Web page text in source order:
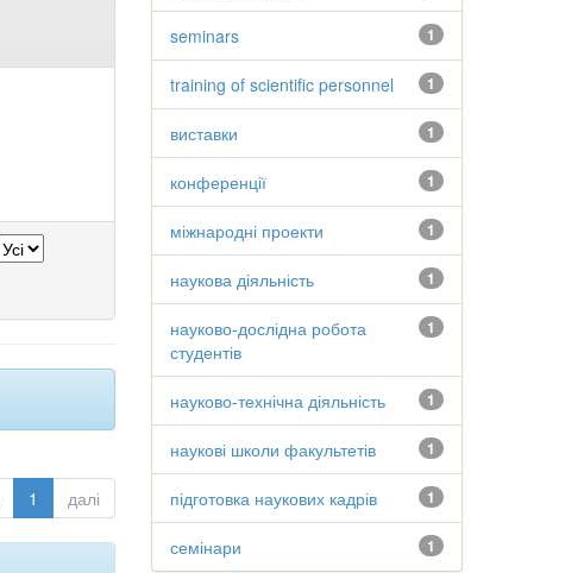
1 далі
1
seminars
1
training of scientific personnel
1
виставки
1
конференції
1
міжнародні проекти
1
наукова діяльність
1
науково-дослідна робота
студентів
1
науково-технічна діяльність
1
наукові школи факультетів
1
підготовка наукових кадрів
1
семінари